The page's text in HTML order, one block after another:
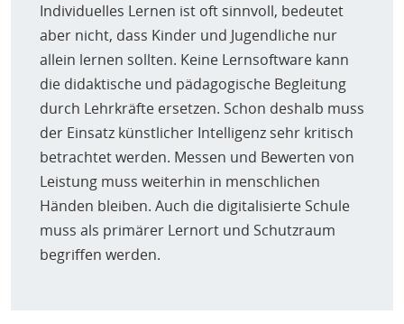
Individuelles Lernen ist oft sinnvoll, bedeutet
aber nicht, dass Kinder und Jugendliche nur
allein lernen sollten. Keine Lernsoftware kann
die didaktische und pädagogische Begleitung
durch Lehrkräfte ersetzen. Schon deshalb muss
der Einsatz künstlicher Intelligenz sehr kritisch
betrachtet werden. Messen und Bewerten von
Leistung muss weiterhin in menschlichen
Händen bleiben. Auch die digitalisierte Schule
muss als primärer Lernort und Schutzraum
begriffen werden.